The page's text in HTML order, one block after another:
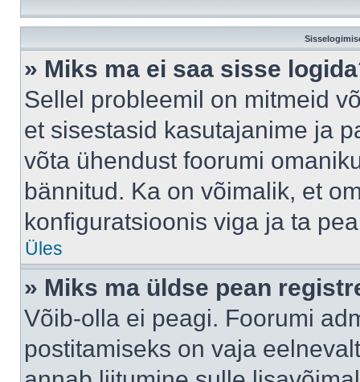
» Miks ma ei saa sisse
Sellel probleemil on mitmeid
et sisestasid kasutajanime ja
võta ühendust foorumi
bännitud. Ka on võimalik, et
konfiguratsioonis viga ja ta
Üles
» Miks ma üldse pean
Võib-olla ei peagi. Foorumi
postitamiseks on vaja